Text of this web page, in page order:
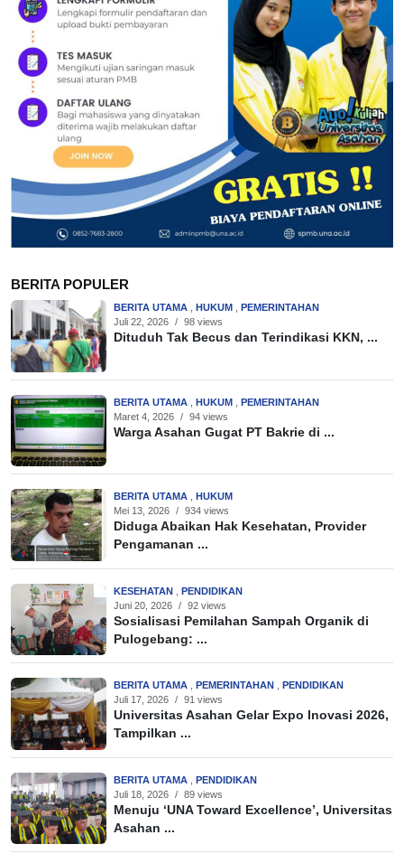
BERITA POPULER
BERITA UTAMA , HUKUM , PEMERINTAHAN
Juli 22, 2026 / 98 views
Dituduh Tak Becus dan Terindikasi KKN, ...
BERITA UTAMA HUKUM
PEMERINTAHAN
Maret 4, 2026 / 94 views
Warga Asahan Gugat PT Bakrie di ...
BERITA UTAMA , HUKUM
Mei 13, 2026 / 934 views
Diduga Abaikan Hak Kesehatan, Provider
Pengamanan ...
KESEHATAN
PENDIDIKAN
Juni 20, 2026 / 92 views
Sosialisasi Pemilahan Sampah Organik di
Pulogebang: ...
BERITA UTAMA , PEMERINTAHAN , PENDIDIKAN
Juli 17, 2026 / 91 views
Universitas Asahan Gelar Expo Inovasi 2026,
Tampilkan ...
BERITA UTAMA
PENDIDIKAN
Juli 18, 2026 / 89 views
Menuju ‘UNA Toward Excellence’, Universitas
Asahan ...